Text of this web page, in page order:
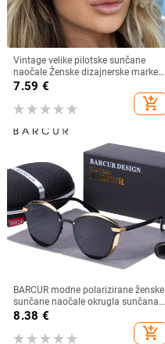
Vintage velike pilotske sunčane
naočale Ženske dizajnerske marke
Crno-žute naočale s gradijentnim
sunčanim naočalama velikog
okvira UV400 Luksuzne muške
7.59 €
add_shopping_cart
BARCUR modne polarizirane ženske
sunčane naočale okrugla sunčana
stakla dame Lunette De Soleil
8.38 €
add_shopping_cart